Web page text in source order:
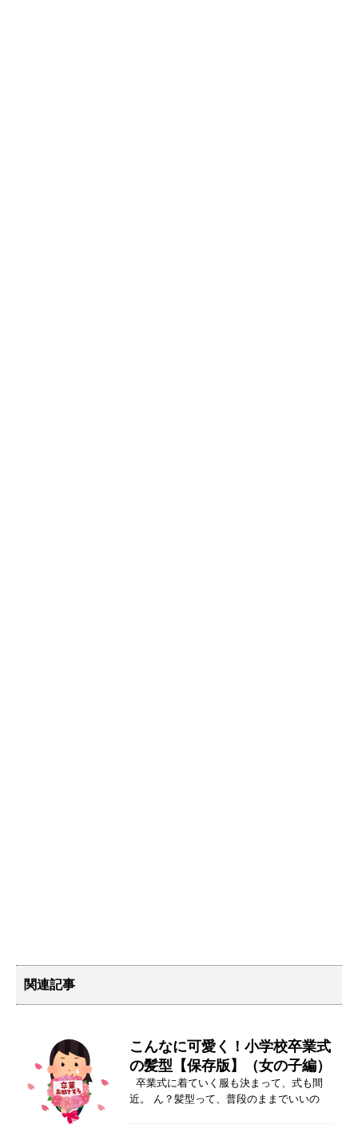
関連記事
こんなに可愛く！小学校卒業式
の髪型【保存版】（女の子編）
卒業式に着ていく服も決まって、式も間
近。 ん？髪型って、普段のままでいいの